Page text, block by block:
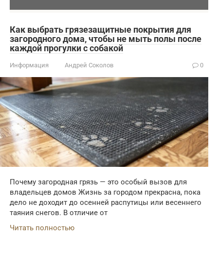
Как выбрать грязезащитные покрытия для
загородного дома, чтобы не мыть полы после
каждой прогулки с собакой
Информация Андрей Соколов 0
Почему загородная грязь — это особый вызов для
владельцев домов Жизнь за городом прекрасна, пока
дело не доходит до осенней распутицы или весеннего
таяния снегов. В отличие от
Читать полностью